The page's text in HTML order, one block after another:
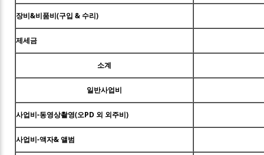
장비&비품비(구입 & 수리)
제세금
소계
일반사업비
사업비-동영상촬영(오PD 외 외주비)
사업비-액자& 앨범